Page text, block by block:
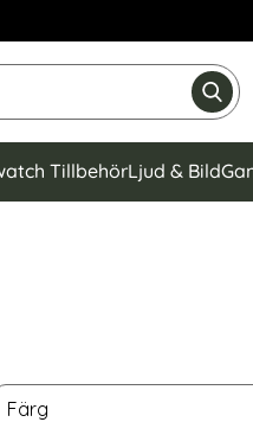
TillbehörLjud & Bild
Färg